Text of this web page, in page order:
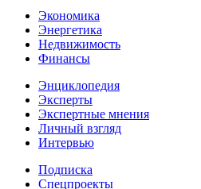
Экономика
Энергетика
Недвижимость
Финансы
Энциклопедия
Эксперты
Экспертные мнения
Личный взгляд
Интервью
Подписка
Спецпроекты